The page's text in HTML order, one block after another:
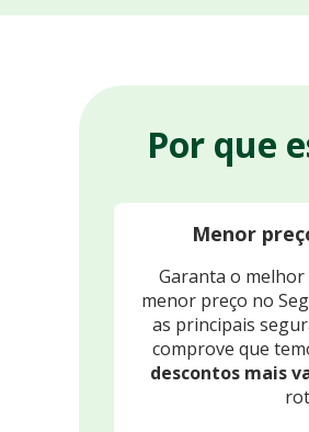
Por que
Menor
Garanta o
menor preço no
as principais
comprove que
descontos mais